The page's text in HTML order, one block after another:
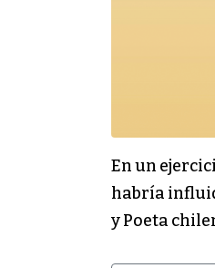
En un
habría
y Poeta